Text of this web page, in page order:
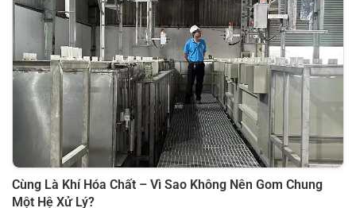
Cùng Là Khí Hóa Chất – Vì Sao Không Nên Gom Chung
Một Hệ Xử Lý?